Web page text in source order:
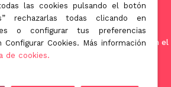
a ofrecer soluciones innovadoras en el
patrimonial de la tercera edad.
las cookies pulsando el botón
rechazarlas todas clicando en
o configurar tus preferencias
Cookies. Más información
de cookies.